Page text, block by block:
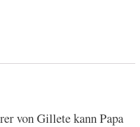
von Gillete kann Papa